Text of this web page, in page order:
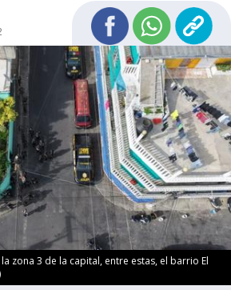
zona 3 de la capital, entre estas, el barrio El